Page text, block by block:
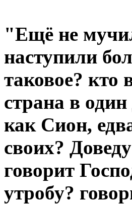
"Ещё не
наступили
таковое? кто
страна в
как Сион,
своих?
говорит
утробу?